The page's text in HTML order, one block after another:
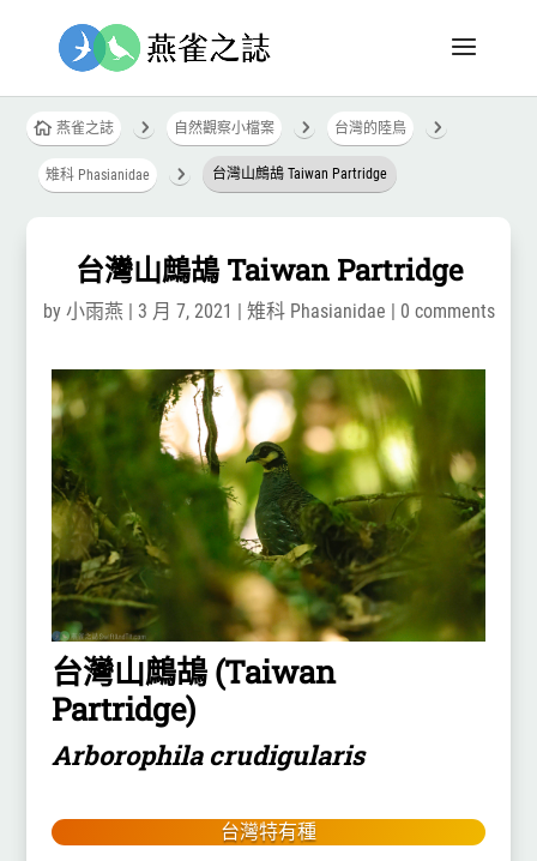
 燕雀之誌 5 自然觀察小檔案 5 台灣的陸鳥 5
雉科 Phasianidae 5 台灣山鷓鴣 Taiwan Partridge
台灣山鷓鴣 Taiwan Partridge
by 小雨燕| 3 月 7, 2021 | 雉科 Phasianidae | 0 comments
台灣山鷓鴣 (Taiwan
Partridge)
Arborophila crudigularis
台灣特有種